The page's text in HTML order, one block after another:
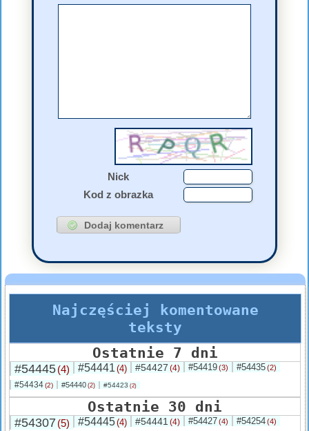
Nick
Kod z obrazka
Najczęściej komentowane
teksty
Ostatnie 7 dni
#54445(4) #54441 (4) #54427 (4) #54419(3) #54435(2)
#54434(2) #54440 (2) #54423 (2)
Ostatnie 30 dni
#54307 (5) #54445(4) #54441 (4) #54427(4) #54254(4)